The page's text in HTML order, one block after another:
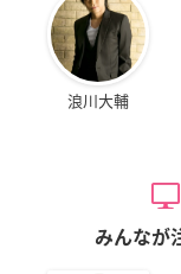
浪川大輔
みんなが